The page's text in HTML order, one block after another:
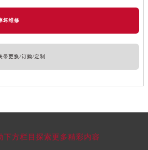
坏维修
带更换/订购/定制
下方栏目探索更多精彩内容